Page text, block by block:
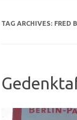
TAG ARCHIVES: FRED